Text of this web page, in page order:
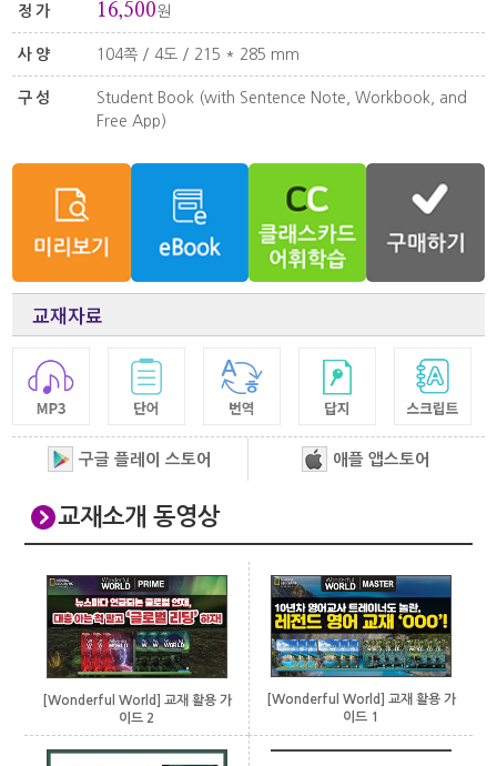
정가 16,500원
사양 104쪽 / 4도 / 215 * 285 mm
구성
Student Book (with Sentence Note, Workbook, and
Free App)
교재자료
구글 플레이 스토어 애플 앱스토어
교재소개 동영상
[Wonderful World] 교재 활용 가
이드 2
[Wonderful World] 교재 활용 가
이드 1